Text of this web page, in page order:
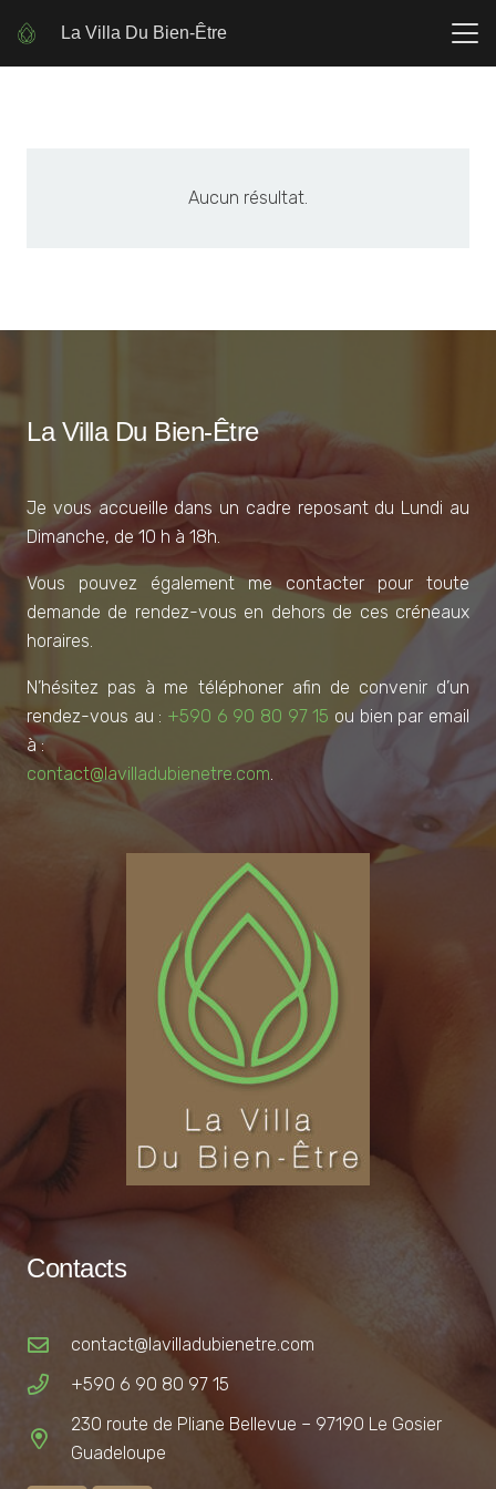
La Villa Du Bien-Être
Aucun résultat.
La Villa Du Bien-Être
Je vous accueille dans un cadre reposant du Lundi au
Dimanche, de 10 h à 18h.
Vous pouvez également me contacter pour toute
demande de rendez-vous en dehors de ces créneaux
horaires.
N’hésitez pas à me téléphoner afin de convenir d’un
rendez-vous au : +590 6 90 80 97 15 ou bien par email
à :
contact@lavilladubienetre.com
Contacts
contact@lavilladubienetre.com
+590 6 90 80 97 15
230 route de Pliane Bellevue – 97190 Le Gosier
Guadeloupe